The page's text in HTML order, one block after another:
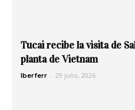
Tucai recibe la visita de
planta de Vietnam
Iberferr - 29 julio, 2026